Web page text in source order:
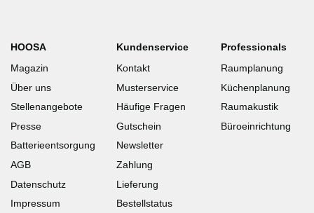
HOOSA
Magazin
Über uns
Stellenangebote
Presse
Batterieentsorgung
AGB
Datenschutz
Impressum
Kundenservice
Kontakt
Musterservice
Häufige Fragen
Gutschein
Newsletter
Zahlung
Lieferung
Bestellstatus
Professionals
Raumplanung
Küchenplanung
Raumakustik
Büroeinrichtung